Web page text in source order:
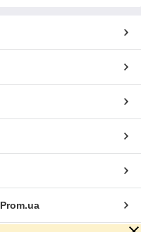
Prom.ua